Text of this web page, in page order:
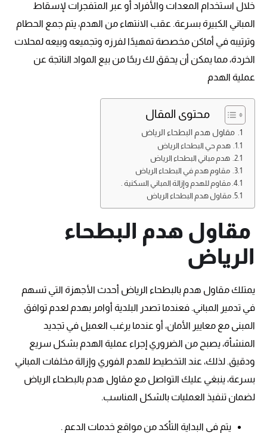
خلال استخدام المعدات والأفراد أو عبر المتفجرات لإسقاط
المباني الكبيرة بسرعة. عقب الانتهاء من الهدم، يتم جمع الحطام
وترتيبه في أماكن مخصصة تمهيدًا لفرزه وتجميعه وبيعه لمحلات
الخردة، مما يمكن أن يحقق لك ربحًا من بيع المواد الناتجة عن
عملية الهدم
محتوى المقال
مقاول هدم البطحاء الرياض
هدم حي البطحاء الرياض
هدم مباني البطحاء الرياض
مقاوم هدم في البطحاء الرياض
مقاوم للهدم وإزالة المباني السكنية .
مقاول هدم البطحاء الرياض
مقاول هدم البطحاء
الرياض
يمتلك مقاول هدم بالبطحاء الرياض أحدث الأجهزة التي تسهم
في تدمير المباني. فعندما تصدر البلدية أوامر بهدم لعدم توافق
المبنى مع معايير الأمان، أو عندما يرغب العميل في تجديد
المنشأة، يصبح من الضروري إجراء عملية الهدم بشكل سريع
ودقيق. لذلك، عند التخطيط للهدم الفوري وإزالة مخلفات المباني
بسرعة، ينبغي عليك التواصل مع مقاول هدم بالبطحاء الرياض
لضمان تنفيذ العمليات بالشكل المناسب.
يتم في البداية التأكد من مواقع خدمات الدعم .